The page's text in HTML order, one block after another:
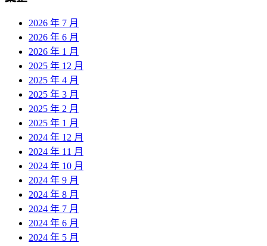
2026 年 7 月
2026 年 6 月
2026 年 1 月
2025 年 12 月
2025 年 4 月
2025 年 3 月
2025 年 2 月
2025 年 1 月
2024 年 12 月
2024 年 11 月
2024 年 10 月
2024 年 9 月
2024 年 8 月
2024 年 7 月
2024 年 6 月
2024 年 5 月